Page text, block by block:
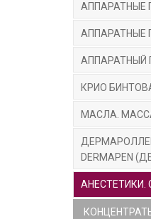
АППАРАТНЫЕ
АППАРАТНЫЕ
АППАРАТНЫЙ
КРИО
МАСЛА.
DERMAPEN
АНЕСТЕТИКИ.